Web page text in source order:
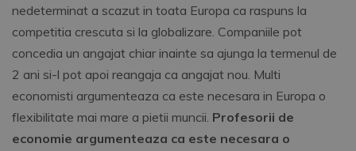
nedeterminat a scazut in toata Europa ca raspuns la
competitia crescuta si la globalizare. Companiile pot
concedia un angajat chiar inainte sa ajunga la termenul de
2 ani si-l pot apoi reangaja ca angajat nou. Multi
economisti argumenteaza ca este necesara in Europa o
flexibilitate mai mare a pietii muncii. Profesorii de
economie argumenteaza ca este necesara o